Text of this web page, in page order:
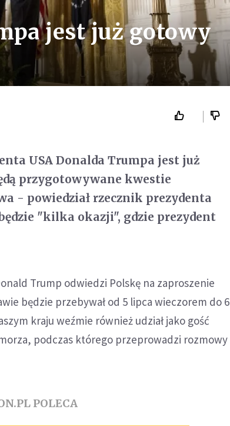
jest już gotowy
USA Donalda Trumpa jest już
przygotowywane kwestie
- powiedział rzecznik prezydenta
"kilka okazji", gdzie prezydent
Trump odwiedzi Polskę na zaproszenie
będzie przebywał od 5 lipca wieczorem do 6
kraju weźmie również udział jako gość
podczas którego przeprowadzi rozmowy
POLECA